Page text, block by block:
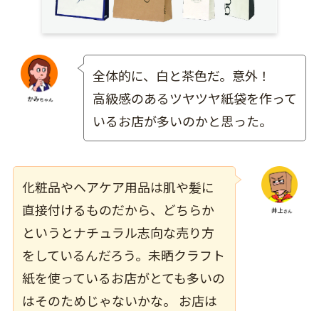
全体的に、白と茶色だ。意外！
高級感のあるツヤツヤ紙袋を作って
いるお店が多いのかと思った。
化粧品やヘアケア用品は肌や髪に
直接付けるものだから、どちらか
というとナチュラル志向な売り方
をしているんだろう。未晒クラフト
紙を使っているお店がとても多いの
はそのためじゃないかな。 お店は